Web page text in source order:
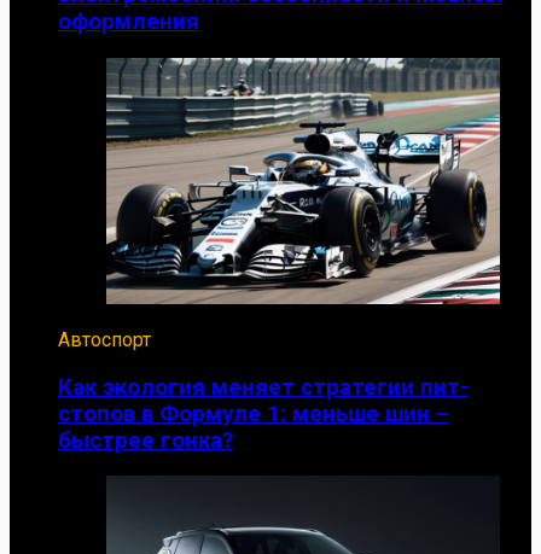
оформления
Автоспорт
Как экология меняет стратегии пит-
стопов в Формуле 1: меньше шин –
быстрее гонка?